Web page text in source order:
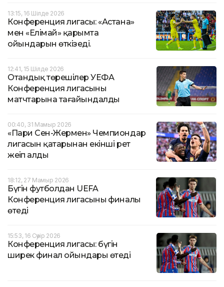
13:15, 16 Шілде 2026
Конференция лигасы: «Астана»
мен «Елімай» қарымта
ойындарын өткізеді.
12:41, 15 Шілде 2026
Отандық төрешілер УЕФА
Конференция лигасының
матчтарына тағайындалды
00:40, 31 Мамыр 2026
«Пари Сен-Жермен» Чемпиондар
лигасын қатарынан екінші рет
жеңіп алды
18:12, 27 Мамыр 2026
Бүгін футболдан UEFA
Конференция лигасының финалы
өтеді
15:53, 16 Сәуір 2026
Конференция лигасы: бүгін
ширек финал ойындары өтеді